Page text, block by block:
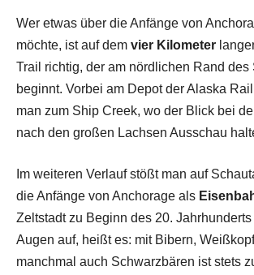
Wer etwas über die Anfänge von
möchte, ist auf dem vier Kilometer
Trail richtig, der am nördlichen Rand des
beginnt. Vorbei am Depot der Alaska
man zum Ship Creek, wo der Blick bei
nach den großen Lachsen Ausschau
Im weiteren Verlauf stößt man auf
die Anfänge von Anchorage als
Zeltstadt zu Beginn des 20.
Augen auf, heißt es: mit Bibern,
manchmal auch Schwarzbären ist stets